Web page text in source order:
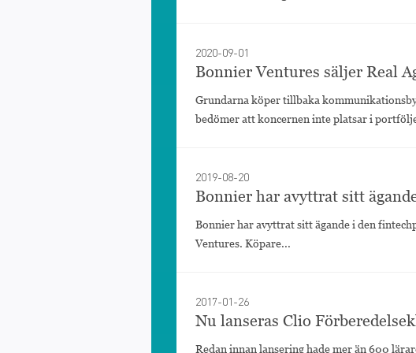
2020-09-01
Bonnier Ventures säljer Real
Grundarna köper tillbaka
bedömer att koncernen inte platsar i
2019-08-20
Bonnier har avyttrat sitt
Bonnier har avyttrat sitt ägande i den
Ventures. Köpare...
2017-01-26
Nu lanseras Clio
Redan innan lansering hade mer än 600